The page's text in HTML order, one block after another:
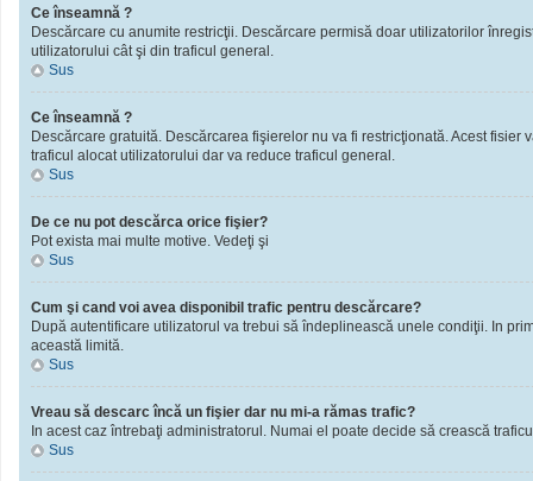
Ce înseamnă ?
Descărcare cu anumite restricţii. Descărcare permisă doar utilizatorilor
utilizatorului cât şi din traficul general.
Sus
Ce înseamnă ?
Descărcare gratuită. Descărcarea fişierelor nu va fi restricţionată. Acest
traficul alocat utilizatorului dar va reduce traficul general.
Sus
De ce nu pot descărca orice fişier?
Pot exista mai multe motive. Vedeţi şi
Sus
Cum şi cand voi avea disponibil trafic pentru descărcare?
După autentificare utilizatorul va trebui să îndeplinească unele condiţii. In
această limită.
Sus
Vreau să descarc încă un fişier dar nu mi-a rămas trafic?
In acest caz întrebaţi administratorul. Numai el poate decide să crească
Sus